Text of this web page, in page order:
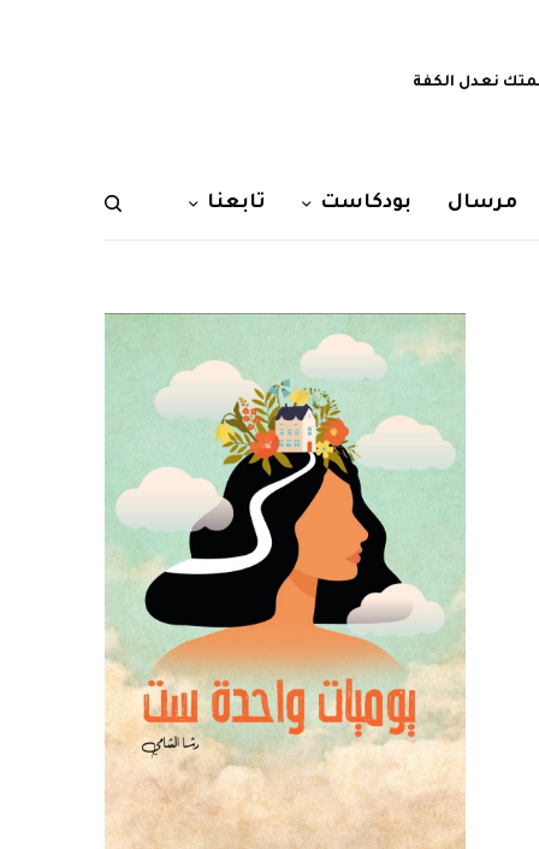
نعدل الكفة
مرسال بودكاست تابعنا